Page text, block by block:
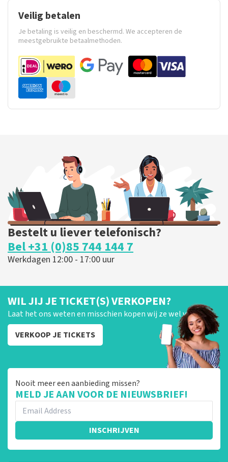
Veilig betalen
Je betaling is veilig en beschermd. We accepteren de
meestgebruikte betaalmethoden.
Bestelt u liever telefonisch?
Bel +31 (0)85 744 144 7
Werkdagen 12:00 - 17:00 uur
WIL JIJ JE TICKET(S) VERKOPEN?
Laat het ons weten en misschien kopen wij ze wel van je!
VERKOOP JE TICKETS
Nooit meer een aanbieding missen?
MELD JE AAN VOOR DE NIEUWSBRIEF!
INSCHRIJVEN